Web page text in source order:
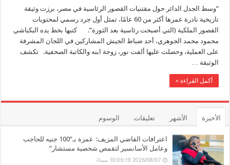
“وسط الجدل الدائر حول مقتنيات القصور الرئاسية في مصر، برزت وثيقة
تاريخية نادرة عمرها أكثر من 60 عامًا، تمثل أول جرد رسمي لمحتويات
القصور الملكية (التي أصبحت رئاسية بعد الثورة”. كتبها بخط يده البكباشي
محمود محمد الجوهري، أحد ضباط الجيش المشاركين في اللجان المشرفة
على العملية، وحصلت عليها ألفت نور، زوجة ابنه والكاتبة الصحفية. تكشف
الوثيقة …
أكمل القراءة »
الأخيرة الأشهر تعليقات الوسوم
اعترافات القاضي المزيف: غمزة بـ”100 جنيه للحاجب
وعامل الأسانسير لتقمص شخصية مستشار”
2026/08/07 10:06:19 مساءً